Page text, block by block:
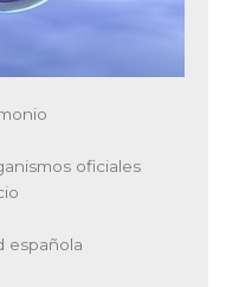
oficiales
española